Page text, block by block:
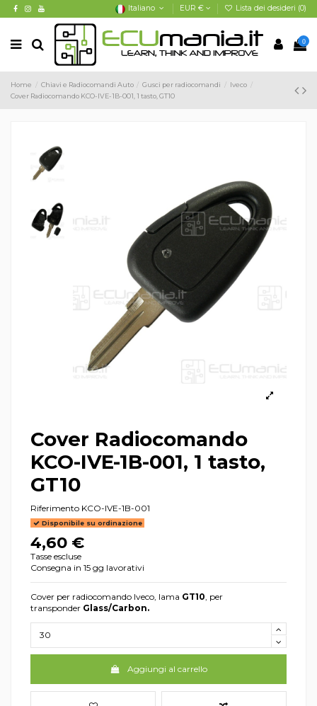
Italiano EUR € Lista dei desideri (0)
0
Home Chiavi e Radiocomandi Auto Gusci per radiocomandi
Iveco
Cover Radiocomando KCO-IVE-1B-001, 1 tasto, GT10
Cover Radiocomando
KCO-IVE-1B-001, 1 tasto,
GT10
Riferimento KCO-IVE-1B-001
Disponibile su ordinazione
4,60 €
Tasse escluse
Consegna in 15 gg lavorativi
Cover per radiocomando Iveco, lama GT10 , per
transponder Glass/Carbon.
Aggiungi al carrello